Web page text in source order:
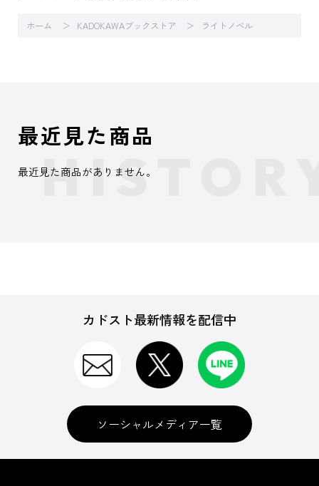
ホーム KADOKAWAブックストア ライトノベル
最近見た商品
最近見た商品がありません。
カドスト最新情報を配信中
ソーシャルメディア一覧